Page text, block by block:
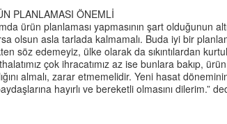
PLANLAMASI ÖNEMLİ
ürün planlaması yapmasının şart olduğunun
olsun asla tarlada kalmamalı. Buda iyi bir
söz edemeyiz, ülke olarak da sıkıntılardan
çok ihracatımız az ise bunlara bakıp,
almalı, zarar etmemelidir. Yeni hasat
hayırlı ve bereketli olmasını dilerim.”